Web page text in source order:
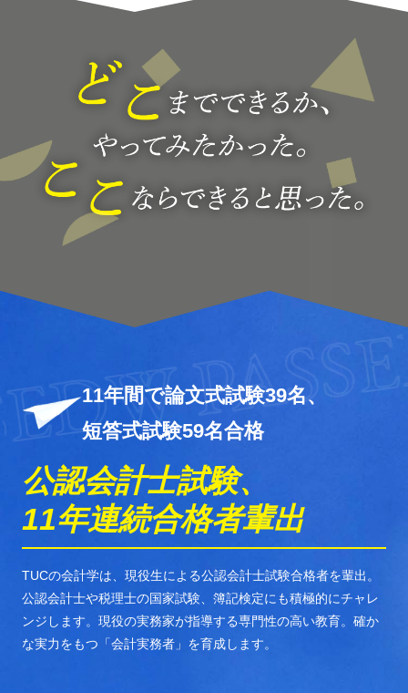
11年間で論文式試験39名、
短答式試験59名合格
公認会計士試験、
11年連続合格者輩出
TUCの会計学は、現役生による公認会計士試験合格者を輩出。
公認会計士や税理士の国家試験、簿記検定にも積極的にチャレ
ンジします。現役の実務家が指導する専門性の高い教育。確か
な実力をもつ「会計実務者」を育成します。
W